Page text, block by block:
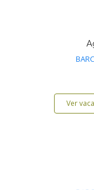
Ver